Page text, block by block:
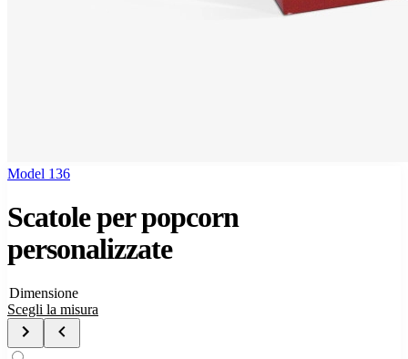
Model 136
Scatole per popcorn
personalizzate
Dimensione
Scegli la misura